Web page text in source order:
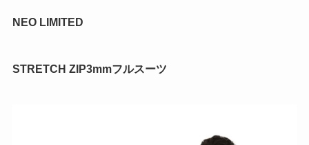
NEO LIMITED
STRETCH ZIP3mmフルスーツ